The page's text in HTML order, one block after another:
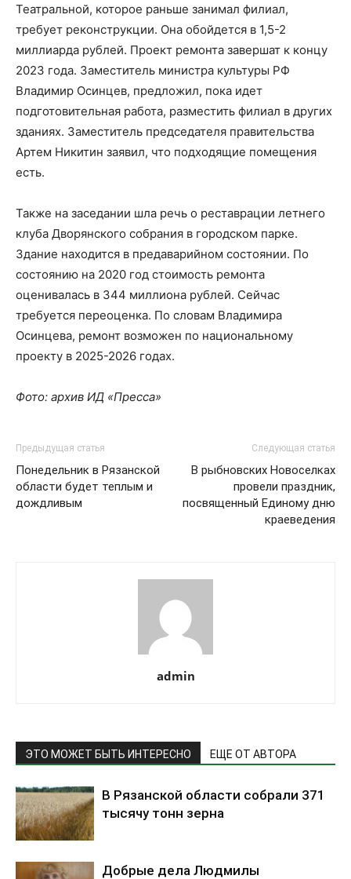
Театральной, которое раньше занимал филиал,
требует реконструкции. Она обойдется в 1,5-2
миллиарда рублей. Проект ремонта завершат к концу
2023 года. Заместитель министра культуры РФ
Владимир Осинцев, предложил, пока идет
подготовительная работа, разместить филиал в других
зданиях. Заместитель председателя правительства
Артем Никитин заявил, что подходящие помещения
есть.
Также на заседании шла речь о реставрации летнего
клуба Дворянского собрания в городском парке.
Здание находится в предаварийном состоянии. По
состоянию на 2020 год стоимость ремонта
оценивалась в 344 миллиона рублей. Сейчас
требуется переоценка. По словам Владимира
Осинцева, ремонт возможен по национальному
проекту в 2025-2026 годах.
Фото: архив ИД «Пресса»
Предыдущая статья
Понедельник в Рязанской
области будет теплым и
дождливым
Следующая статья
В рыбновских Новоселках
провели праздник,
посвященный Единому дню
краеведения
admin
ЭТО МОЖЕТ БЫТЬ ИНТЕРЕСНО ЕЩЕ ОТ АВТОРА
В Рязанской области собрали 371
тысячу тонн зерна
Добрые дела Людмилы